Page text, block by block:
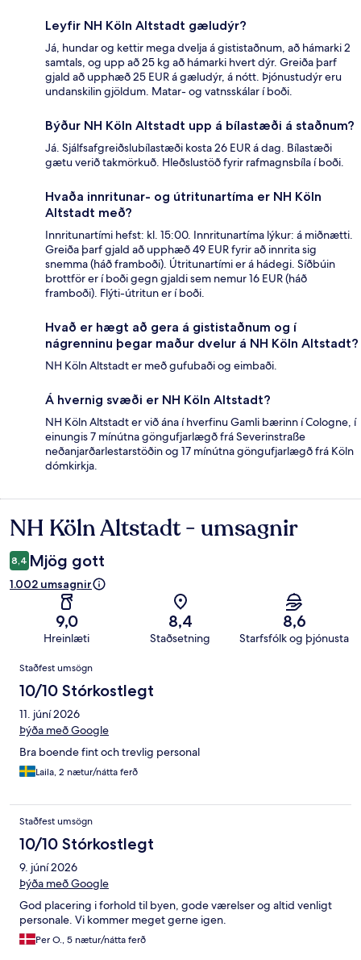
Leyfir NH Köln Altstadt gæludýr?
Já, hundar og kettir mega dvelja á gististaðnum, að hámarki 2
samtals, og upp að 25 kg að hámarki hvert dýr. Greiða þarf
gjald að upphæð 25 EUR á gæludýr, á nótt. Þjónustudýr eru
undanskilin gjöldum. Matar- og vatnsskálar í boði.
Býður NH Köln Altstadt upp á bílastæði á staðnum?
Já. Sjálfsafgreiðslubílastæði kosta 26 EUR á dag. Bílastæði
gætu verið takmörkuð. Hleðslustöð fyrir rafmagnsbíla í boði.
Hvaða innritunar- og útritunartíma er NH Köln
Altstadt með?
Innritunartími hefst: kl. 15:00. Innritunartíma lýkur: á miðnætti.
Greiða þarf gjald að upphæð 49 EUR fyrir að innrita sig
snemma (háð framboði). Útritunartími er á hádegi. Síðbúin
brottför er í boði gegn gjaldi sem nemur 16 EUR (háð
framboði). Flýti-útritun er í boði.
Hvað er hægt að gera á gististaðnum og í
nágrenninu þegar maður dvelur á NH Köln Altstadt?
NH Köln Altstadt er með gufubaði og eimbaði.
Á hvernig svæði er NH Köln Altstadt?
NH Köln Altstadt er við ána í hverfinu Gamli bærinn í Cologne, í
einungis 7 mínútna göngufjarlægð frá Severinstraße
neðanjarðarlestarstöðin og 17 mínútna göngufjarlægð frá Köln
dómkirkja.
Umsagnir
NH Köln Altstadt - umsagnir
8,4 Mjög gott
1.002 umsagnir
9,0
Hreinlæti
8,4
Staðsetning
8,6
Starfsfólk og þjónusta
Umsagnir
Staðfest umsögn
10/10 Stórkostlegt
11. júní 2026
Þýða með Google
Bra boende fint och trevlig personal
Laila, 2 nætur/nátta ferð
Staðfest umsögn
10/10 Stórkostlegt
9. júní 2026
Þýða með Google
God placering i forhold til byen, gode værelser og altid venligt
personale. Vi kommer meget gerne igen.
Per O., 5 nætur/nátta ferð